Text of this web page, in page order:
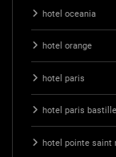
hotel oceania
hotel orange
hotel paris
hotel paris bastille
hotel pointe saint